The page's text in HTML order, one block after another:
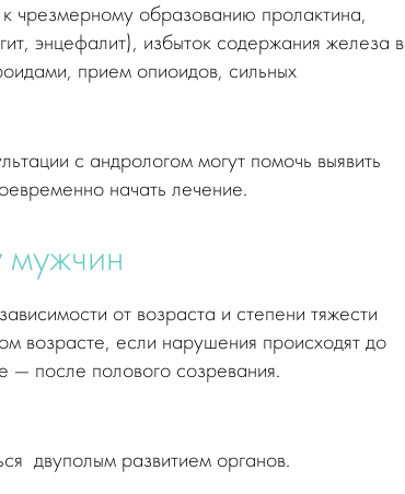
чрезмерному образованию пролактина,
энцефалит), избыток содержания железа в
прием опиоидов, сильных
с андрологом могут помочь выявить
начать лечение.
мужчин
от возраста и степени тяжести
возрасте, если нарушения происходят до
— после полового созревания.
двуполым развитием органов.